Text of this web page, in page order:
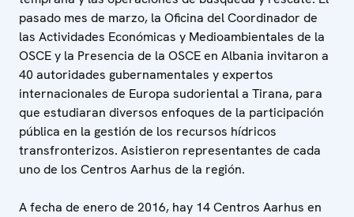
pasado mes de marzo, la Oficina del Coordinador de
las Actividades Económicas y Medioambientales de la
OSCE y la Presencia de la OSCE en Albania invitaron a
40 autoridades gubernamentales y expertos
internacionales de Europa sudoriental a Tirana, para
que estudiaran diversos enfoques de la participación
pública en la gestión de los recursos hídricos
transfronterizos. Asistieron representantes de cada
uno de los Centros Aarhus de la región.
A fecha de enero de 2016, hay 14 Centros Aarhus en